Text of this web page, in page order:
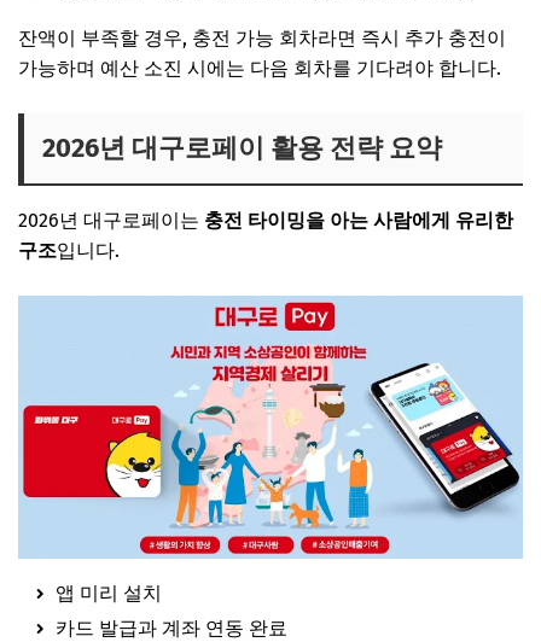
잔액이 부족할 경우, 충전 가능 회차라면 즉시 추가 충전이
가능하며 예산 소진 시에는 다음 회차를 기다려야 합니다.
2026년 대구로페이 활용 전략 요약
2026년 대구로페이는 충전 타이밍을 아는 사람에게 유리한
구조입니다.
앱 미리 설치
카드 발급과 계좌 연동 완료